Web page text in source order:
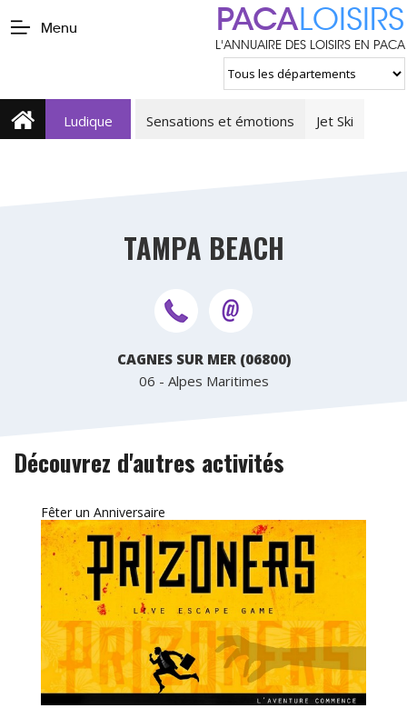
Menu PACALOISIRS
L'ANNUAIRE DES LOISIRS EN PACA
Ludique Sensations et émotions Jet Ski
TAMPA BEACH
CAGNES SUR MER (06800)
06 - Alpes Maritimes
Découvrez d'autres activités
Fêter un Anniversaire